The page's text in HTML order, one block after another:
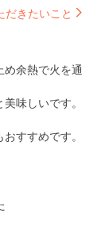
だきたいこと
余熱で火を通
味しいです。
すすめです。